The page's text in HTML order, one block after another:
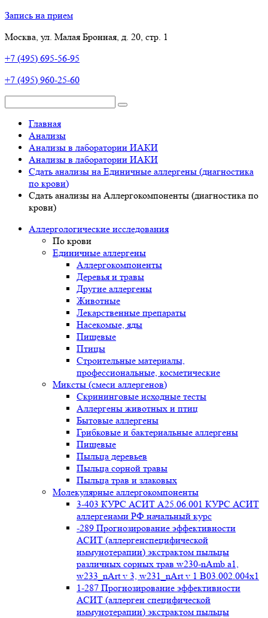
Запись на прием
Москва, ул. Малая Бронная, д. 20, стр. 1
+7 (495) 695-56-95
+7 (495) 960-25-60
Главная
Анализы
Анализы в лаборатории ИАКИ
Анализы в лаборатории ИАКИ
Сдать анализы на Единичные аллергены (диагностика
по крови)
Сдать анализы на Аллергокомпоненты (диагностика по
крови)
Аллергологические исследования
По крови
Единичные аллергены
Аллергокомпоненты
Деревья и травы
Другие аллергены
Животные
Лекарственные препараты
Насекомые, яды
Пищевые
Птицы
Строительные материалы,
профессиональные, косметические
Миксты (смеси аллергенов)
Cкрининговые исходные тесты
Аллергены животных и птиц
Бытовые аллергены
Грибковые и бактериальные аллергены
Пищевые
Пыльца деревьев
Пыльца сорной травы
Пыльца трав и злаковых
Молекулярные аллергокомпоненты
3-403 КУРС АСИТ А25.06.001 КУРС АСИТ
аллергенами РФ начальный курс
-289 Прогнозирование эффективности
АСИТ (аллергенспецифической
иммунотерапии) экстрактом пыльцы
различных сорных трав w230-nAmb a1,
w233_nArt v 3, w231_nArt v 1 В03.002.004x1
1-287 Прогнозирование эффективности
АСИТ (аллерген специфической
иммунотерапии) экстрактом пыльцы